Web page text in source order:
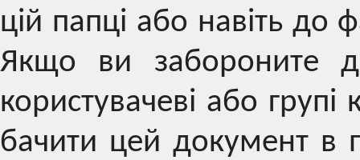
цій папці або навіть до
Якщо ви забороните
користувачеві або
бачити цей документ в